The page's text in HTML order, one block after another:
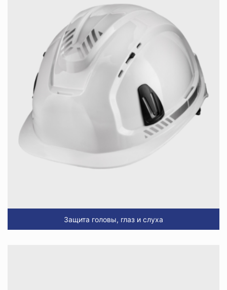
Защита головы, глаз и слуха